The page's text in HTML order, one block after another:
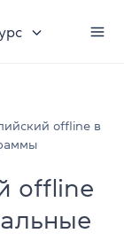
offline в
offline